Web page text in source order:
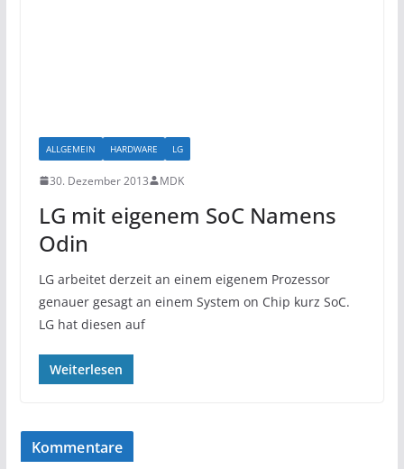
ALLGEMEIN HARDWARE LG
30. Dezember 2013 MDK
LG mit eigenem SoC Namens
Odin
LG arbeitet derzeit an einem eigenem Prozessor
genauer gesagt an einem System on Chip kurz SoC.
LG hat diesen auf
Weiterlesen
Kommentare